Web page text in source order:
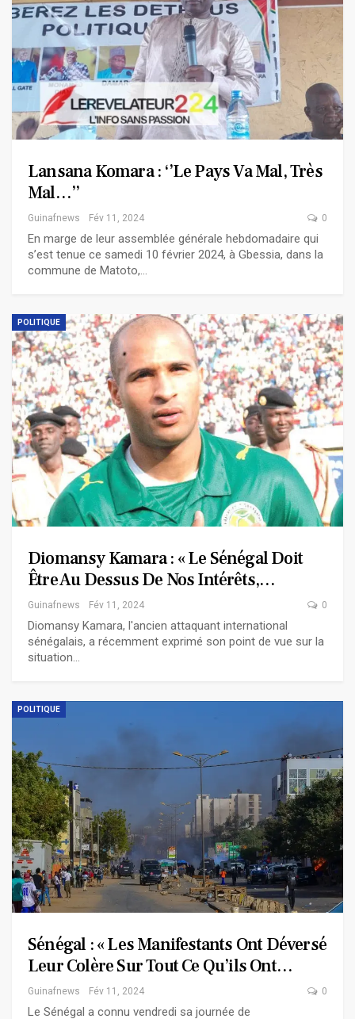
Lansana Komara : ‘’Le Pays Va Mal, Très
Mal…’’
Guinafnews Fév 11, 2024 0
En marge de leur assemblée générale hebdomadaire qui
s’est tenue ce samedi 10 février 2024, à Gbessia, dans la
commune de Matoto,…
POLITIQUE
Diomansy Kamara : « Le Sénégal Doit
Être Au Dessus De Nos Intérêts,…
Guinafnews Fév 11, 2024 0
Diomansy Kamara, l'ancien attaquant international
sénégalais, a récemment exprimé son point de vue sur la
situation…
POLITIQUE
Sénégal : « Les Manifestants Ont Déversé
Leur Colère Sur Tout Ce Qu’ils Ont…
Guinafnews Fév 11, 2024 0
Le Sénégal a connu vendredi sa journée de